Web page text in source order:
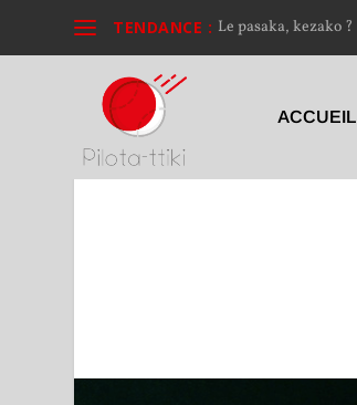
TENDANCE : Le pasaka, kezako ?
ACCUEIL